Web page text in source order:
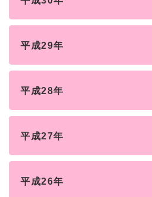
平成29年
平成28年
平成27年
平成26年